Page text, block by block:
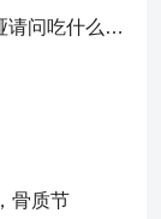
你好，鼻炎犯了，鼻子不通，嗓子沙哑请问吃什么药比较好？
骨质节